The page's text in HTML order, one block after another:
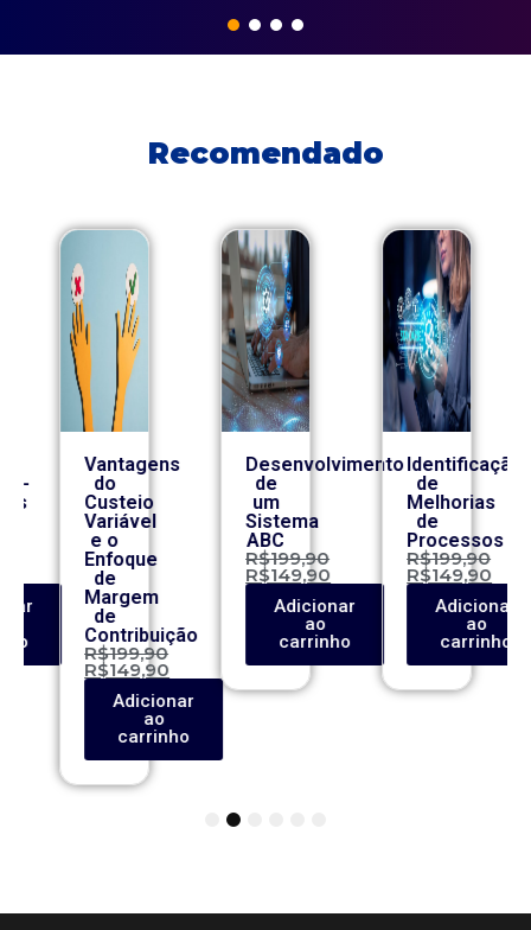
Recomendado
Vantagens
do
Custeio
Variável
e o
Enfoque
de
Margem
de
Contribuição
R$199,90
R$149,90
Adicionar
ao
carrinho
Desenvolvimento
de
um
Sistema
ABC
R$199,90
R$149,90
Adicionar
ao
carrinho
Identificação
de
Melhorias
de
Processos
R$199,90
R$149,90
Adicionar
ao
carrinho
5